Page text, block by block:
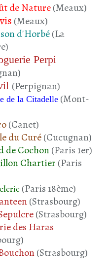
de Nature(Meaux)
(Meaux)
d'Horbé(La
Perpi
(Perpignan)
de la Citadelle (Mont-
(Canet)
du Curé(Cucugnan)
de Cochon(Paris 1er)
Chartier (Paris
(Paris 18ème)
(Strasbourg)
(Strasbourg)
des Haras
(Strasbourg)